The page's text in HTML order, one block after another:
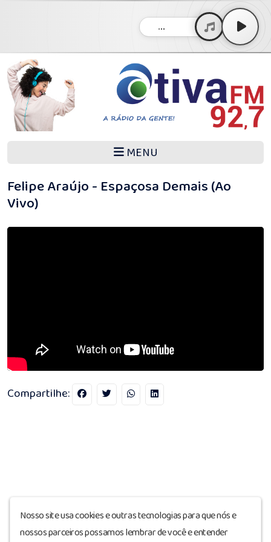
...
MENU
Felipe Araújo - Espaçosa Demais (Ao
Vivo)
Compartilhe:
Nosso site usa cookies e outras tecnologias para que nós e
nossos parceiros possamos lembrar de você e entender